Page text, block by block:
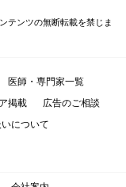
テンツの無断転載を禁じま
医師・専門家一覧
掲載
広告のご相談
について